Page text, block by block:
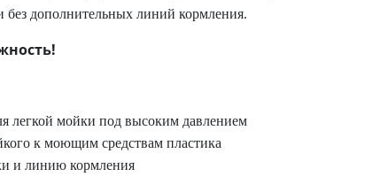
без дополнительных линий кормления.
легкой мойки под высоким давлением
к моющим средствам пластика
и линию кормления